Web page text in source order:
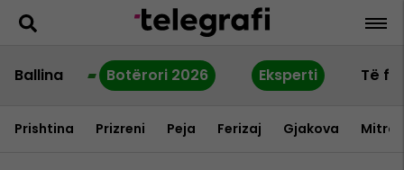
Ballina Botërori 2026 Eksperti Të
Prishtina Prizreni Peja Ferizaj Gjakova